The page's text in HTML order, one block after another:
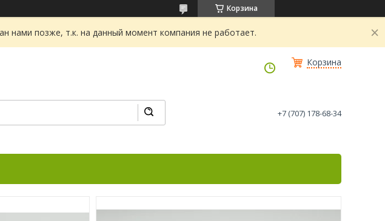
Корзина
нами позже, т.к. на данный момент компания не работает.
Корзина
+7 (707) 178-68-34